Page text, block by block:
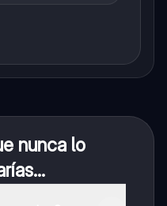
nunca lo